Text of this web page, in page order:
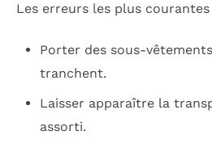
Les erreurs les plus
Porter des sous-
tranchent.
Laisser apparaître la
assorti.